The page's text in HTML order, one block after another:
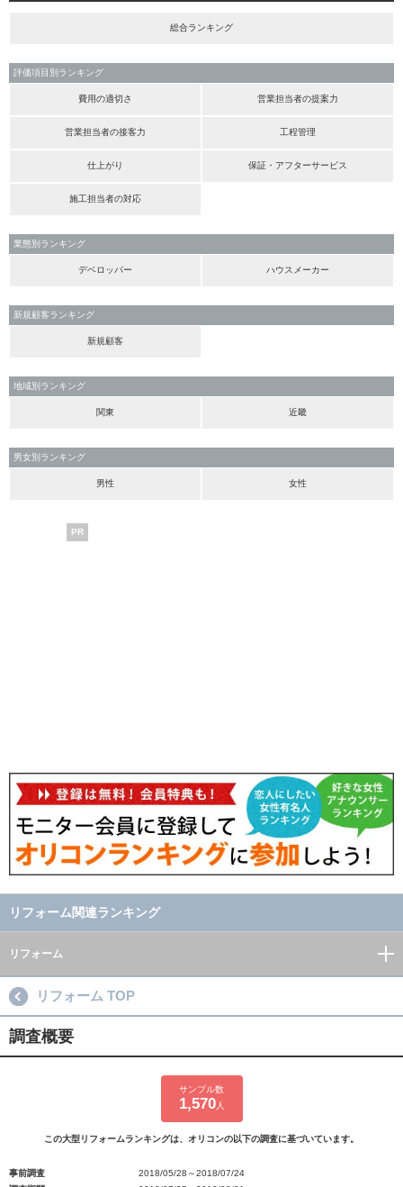
総合ランキング
評価項目別ランキング
費用の適切さ 営業担当者の提案力
営業担当者の接客力 工程管理
仕上がり 保証・アフターサービス
施工担当者の対応
業態別ランキング
デベロッパー ハウスメーカー
新規顧客ランキング
新規顧客
地域別ランキング
関東 近畿
男女別ランキング
男性 女性
PR
リフォーム関連ランキング
リフォーム
リフォーム TOP
調査概要
サンプル数
1,570人
この大型リフォームランキングは、オリコンの以下の調査に基づいています。
事前調査
2018/05/28～2018/07/24